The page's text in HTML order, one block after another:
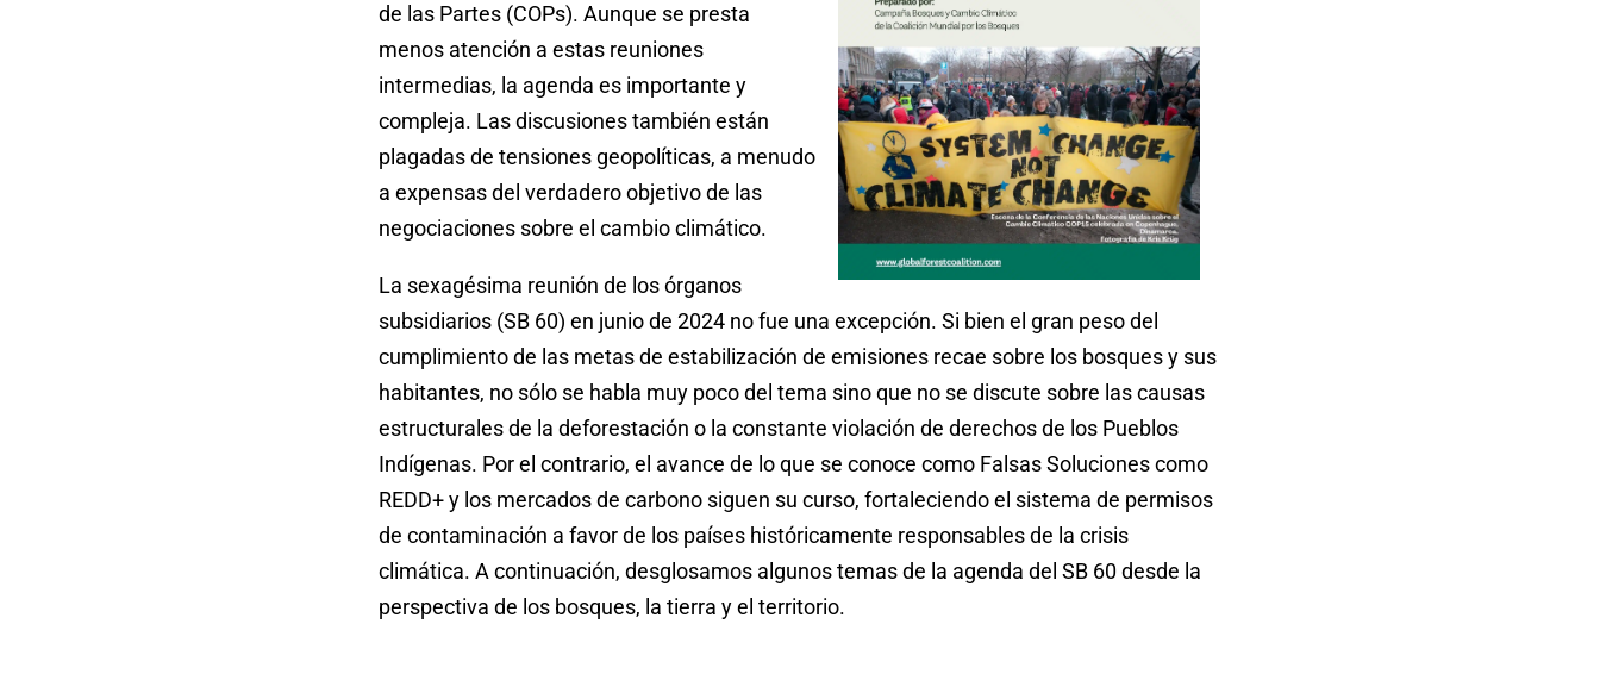
de las Partes (COPs). Aunque se presta
menos atención a estas reuniones
intermedias, la agenda es importante y
compleja. Las discusiones también están
plagadas de tensiones geopolíticas, a menudo
a expensas del verdadero objetivo de las
negociaciones sobre el cambio climático.
La sexagésima reunión de los órganos
subsidiarios (SB 60) en junio de 2024 no fue una excepción. Si bien el gran peso del
cumplimiento de las metas de estabilización de emisiones recae sobre los bosques y sus
habitantes, no sólo se habla muy poco del tema sino que no se discute sobre las causas
estructurales de la deforestación o la constante violación de derechos de los Pueblos
Indígenas. Por el contrario, el avance de lo que se conoce como Falsas Soluciones como
REDD+ y los mercados de carbono siguen su curso, fortaleciendo el sistema de permisos
de contaminación a favor de los países históricamente responsables de la crisis
climática. A continuación, desglosamos algunos temas de la agenda del SB 60 desde la
perspectiva de los bosques, la tierra y el territorio.